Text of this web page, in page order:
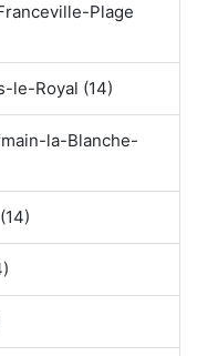
Plage
le-Royal (14)
la-Blanche-